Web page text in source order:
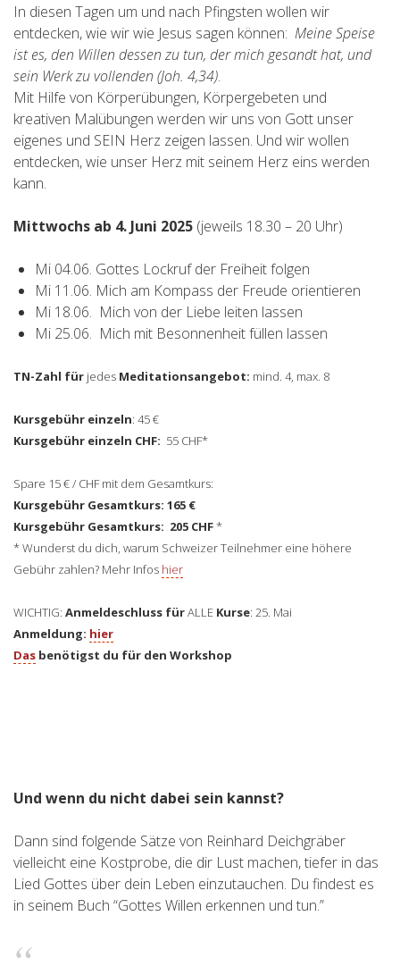
In diesen Tagen um und nach Pfingsten wollen wir
entdecken, wie wir wie Jesus sagen können: Meine Speise
ist es, den Willen dessen zu tun, der mich gesandt hat, und
sein Werk zu vollenden (Joh. 4,34).
Mit Hilfe von Körperübungen, Körpergebeten und
kreativen Malübungen werden wir uns von Gott unser
eigenes und SEIN Herz zeigen lassen. Und wir wollen
entdecken, wie unser Herz mit seinem Herz eins werden
kann.
Mittwochs ab 4. Juni 2025 (jeweils 18.30 – 20 Uhr)
Mi 04.06. Gottes Lockruf der Freiheit folgen
Mi 11.06. Mich am Kompass der Freude orientieren
Mi 18.06. Mich von der Liebe leiten lassen
Mi 25.06. Mich mit Besonnenheit füllen lassen
TN-Zahl für jedes Meditationsangebot: mind. 4, max. 8
Kursgebühr einzeln: 45 €
Kursgebühr einzeln CHF: 55 CHF*
Spare 15 € / CHF mit dem Gesamtkurs:
Kursgebühr Gesamtkurs: 165 €
Kursgebühr Gesamtkurs: 205 CHF*
* Wunderst du dich, warum Schweizer Teilnehmer eine höhere
Gebühr zahlen? Mehr Infos hier
WICHTIG: Anmeldeschluss fürALLE Kurse: 25. Mai
Anmeldung: hier
Das benötigst du für den Workshop
Und wenn du nicht dabei sein kannst?
Dann sind folgende Sätze von Reinhard Deichgräber
vielleicht eine Kostprobe, die dir Lust machen, tiefer in das
Lied Gottes über dein Leben einzutauchen. Du findest es
in seinem Buch “Gottes Willen erkennen und tun.”